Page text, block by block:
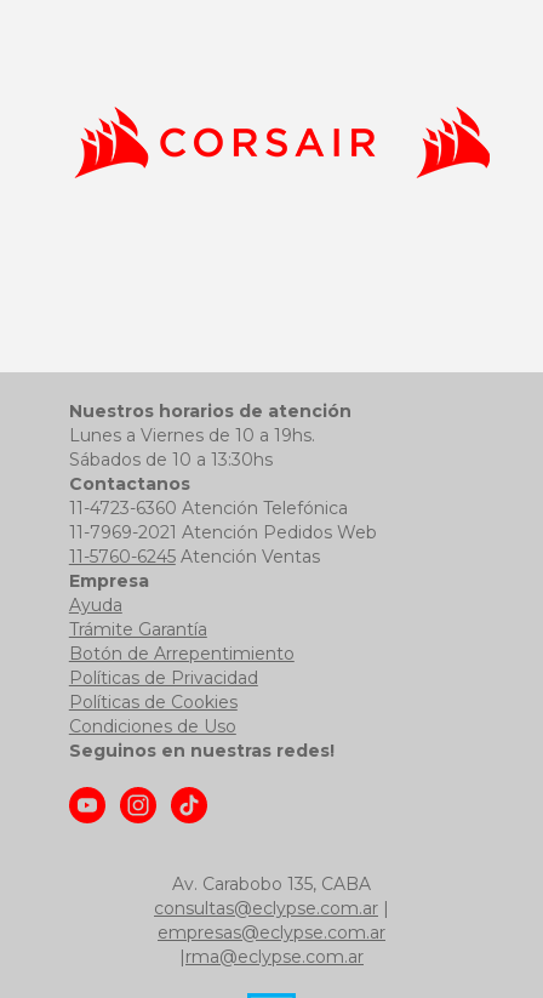
Nuestros horarios de atención
Lunes a Viernes de 10 a 19hs.
Sábados de 10 a 13:30hs
Contactanos
11-4723-6360 Atención Telefónica
11-7969-2021 Atención Pedidos Web
11-5760-6245Atención Ventas
Empresa
Ayuda
Trámite Garantía
Botón de Arrepentimiento
Políticas de Privacidad
Políticas de Cookies
Condiciones de Uso
Seguinos en nuestras redes!
Av. Carabobo 135, CABA
consultas@eclypse.com.ar |
empresas@eclypse.com.ar
|rma@eclypse.com.ar